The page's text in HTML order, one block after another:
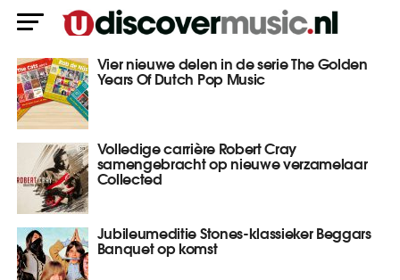
Vier nieuwe delen in de serie The Golden
Years Of Dutch Pop Music
Volledige carrière Robert Cray
samengebracht op nieuwe verzamelaar
Collected
Jubileumeditie Stones-klassieker Beggars
Banquet op komst